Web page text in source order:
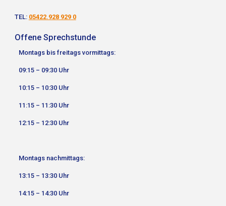
TEL: 05422.928 929 0
Offene Sprechstunde
Montags bis freitags vormittags:
09:15 – 09:30 Uhr
10:15 – 10:30 Uhr
11:15 – 11:30 Uhr
12:15 – 12:30 Uhr
Montags nachmittags:
13:15 – 13:30 Uhr
14:15 – 14:30 Uhr